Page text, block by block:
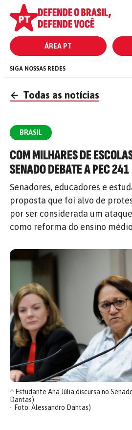
ÁREA PT
SIGA NOSSAS REDES
← Todas as notícias
BRASIL
COM MILHARES DE
SENADO DEBATE A PEC 241
Senadores, educadores e
proposta que foi alvo de
por ser considerada um
como reforma do ensino médio
↑Estudante Ana Júlia discursa no
Dantas)
Foto: Alessandro Dantas)